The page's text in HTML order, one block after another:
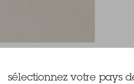
sélectionnez votre pays